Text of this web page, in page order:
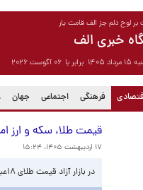
لوح دلم جز الف قامت یار
خبری الف
۰۶ آگوست ۲۰۲۶
(current) فرهنگی اجتماعی جهان
قیمت طلا، سکه و ارز
۱۷ اردیبهشت ۱۴۰۵، ۱۵:۲۴
در بازار آزاد قیمت طلای ۱۸عیار ۱۹ میلیون و ۳۴۵ هزار تومان و قیمت سکه طرح جدید ۱۹۴ میلیون تومان شد.